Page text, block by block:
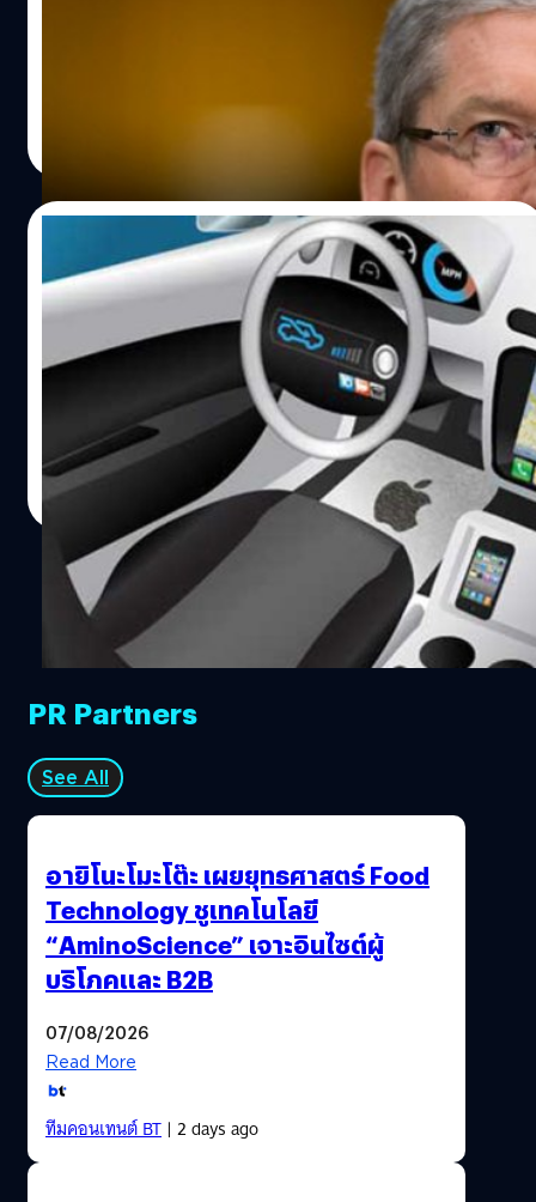
โปรเจ็คต์ Titan ที่พัฒนารถยนต์ขับเคลื่อนอัตโนมัติของ Apple
| 2753 days ago
สมองไหลต่อเนื่อง! Apple จ้างอดีตวิศวกร
ของ Tesla เข้าร่วม Project Titan
Apple จ้างอดีตวิศวกรของ Tesla เข้ามาเป็นส่วนหนึ่งของทีมใน
โปรเจคยานยนต์อย่าง "Project Titan"
DHANES KAEWMANEE | 4003 days ago
Read More
PR Partners
See All
อายิโนะโมะโต๊ะ เผยยุทธศาสตร์ Food
Technology ชูเทคโนโลยี
“AminoScience” เจาะอินไซต์ผู้
บริโภคและ B2B
07/08/2026
Read More
ทีมคอนเทนต์ BT| 2 days ago